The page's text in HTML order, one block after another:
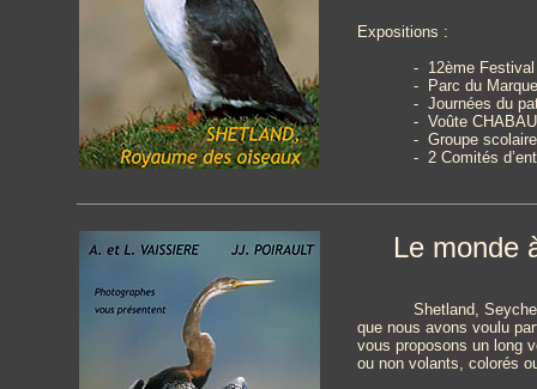
Expositions :
- 12ème Festival
- Parc du
- Journées du
- Voûte
- Groupe
- 2 Comités
Le monde
Shetland,
que nous avons voulu
vous proposons un long
ou non volants, colorés